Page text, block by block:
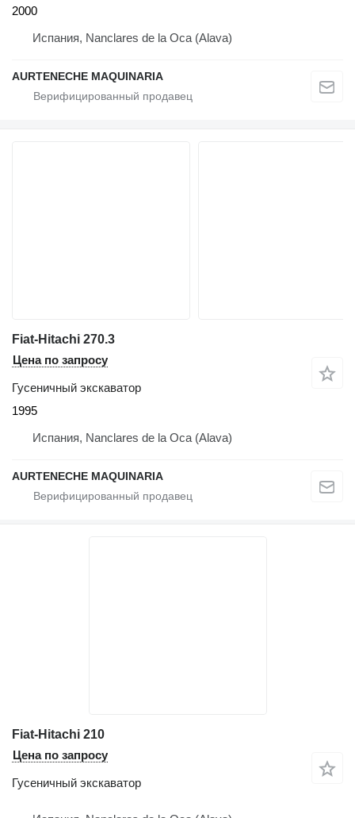
2000
Испания, Nanclares de la Oca (Alava)
AURTENECHE MAQUINARIA
Fiat-Hitachi 270.3
Цена по запросу
Гусеничный экскаватор
1995
Испания, Nanclares de la Oca (Alava)
AURTENECHE MAQUINARIA
Fiat-Hitachi 210
Цена по запросу
Гусеничный экскаватор